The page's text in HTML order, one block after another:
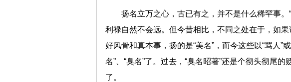
扬名立万之心，古已有之，并不是什么稀罕事。
利禄自然不会远。但今昔相比，不同之处在于，如
好风骨和真本事，扬的是“美名”，而今这些以“骂人”
名”、“臭名”了。过去，“臭名昭著”还是个彻头彻尾
了。